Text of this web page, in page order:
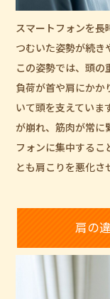
スマートフォンを長
つむいた姿勢が続き
この姿勢では、頭
負荷が首や肩にかか
いて頭を支えていま
が崩れ、筋肉が常に
フォンに集中するこ
とも肩こりを悪化さ
肩の